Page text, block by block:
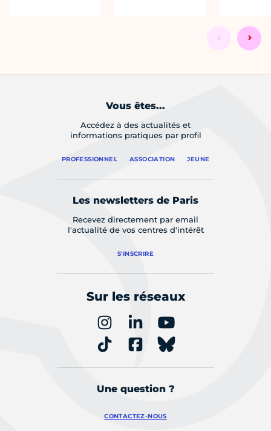
Vous êtes...
Accédez à des actualités et
informations pratiques par profil
PROFESSIONNEL ASSOCIATION JEUNE
Les newsletters de Paris
Recevez directement par email
l'actualité de vos centres d'intérêt
S'INSCRIRE
Sur les réseaux
Une question ?
CONTACTEZ-NOUS